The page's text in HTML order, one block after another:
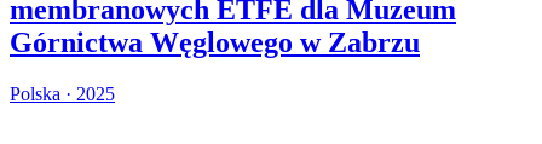
membranowych ETFE dla Muzeum
Górnictwa Węglowego w Zabrzu
Polska · 2025